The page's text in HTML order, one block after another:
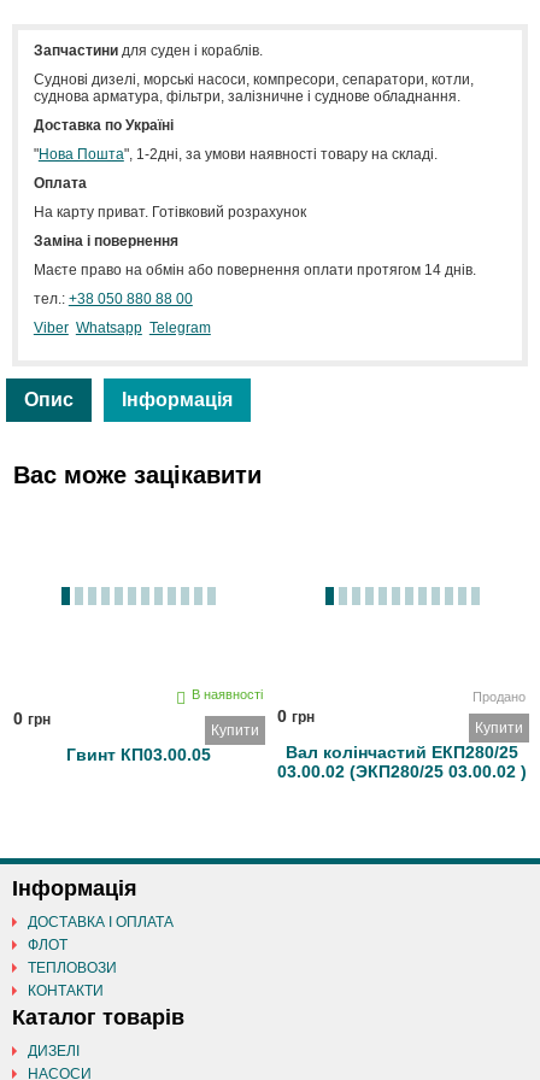
Запчастинидля суден і кораблів.
Cуднові дизелі, морські насоси, компресори, сепаратори, котли,
суднова арматура, фільтри, залізничне і суднове обладнання.
Доставка по Україні
"Нова Пошта", 1-2дні, за умови наявності товару на складі.
Оплата
На карту приват. Готівковий розрахунок
Заміна і повернення
Маєте право на обмін або повернення оплати протягом 14 днів.
тел.: +38 050 880 88 00
Viber Whatsapp Telegram
Опис Інформація
Вас може зацікавити
В наявності
0 грн
Купити
Гвинт КП03.00.05
Продано
0 грн
Купити
Вал колінчастий ЕКП280/25
03.00.02 (ЭКП280/25 03.00.02 )
Інформація
ДОСТАВКА І ОПЛАТА
ФЛОТ
ТЕПЛОВОЗИ
КОНТАКТИ
Каталог товарів
ДИЗЕЛІ
НАСОСИ